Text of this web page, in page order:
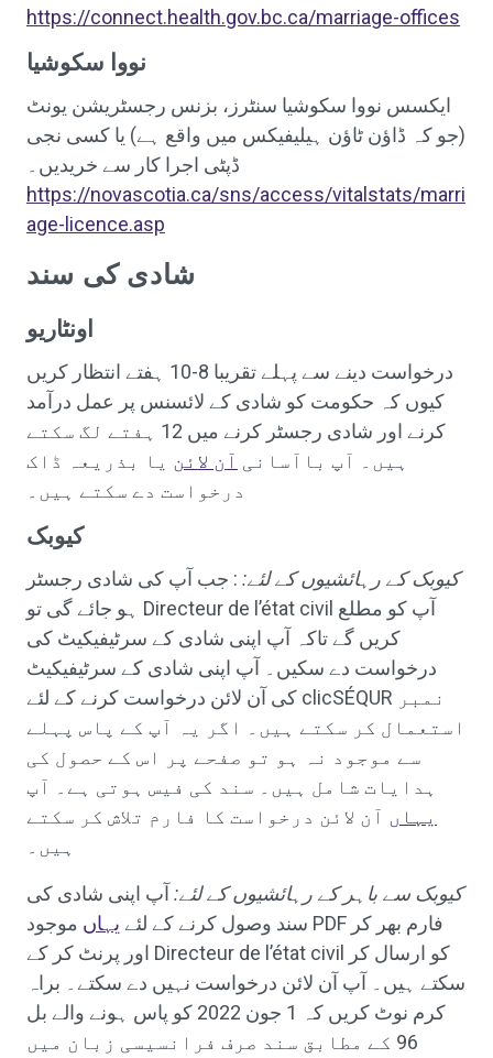
https://connect.health.gov.bc.ca/marriage-offices
نووا سکوشیا
ایکسس نووا سکوشیا سنٹرز، بزنس رجسٹریشن یونٹ
(جو کہ ڈاؤن ٹاؤن ہیلیفیکس میں واقع ہے) یا کسی نجی
ڈپٹی اجرا کار سے خریدیں۔
https://novascotia.ca/sns/access/vitalstats/marri
age-licence.asp
شادی کی سند
اونٹاریو
درخواست دینے سے پہلے تقریبا 8-10 ہفتے انتظار کریں
کیوں کہ حکومت کو شادی کے لائسنس پر عمل درآمد
کرنے اور شادی رجسٹر کرنے میں 12 ہفتے لگ سکتے
ہیں۔ آپ باآسانی آن لائن یا بذریعہ ڈاک
درخواست دے سکتے ہیں۔
کیوبک
کیوبک کے رہائشیوں کے لئے: : جب آپ کی شادی رجسٹر
ہو جائے گی تو Directeur de l’état civil آپ کو مطلع
کریں گے تاکہ آپ اپنی شادی کے سرٹیفیکیٹ کی
درخواست دے سکیں۔ آپ اپنی شادی کے سرٹیفیکیٹ
کی آن لائن درخواست کرنے کے لئے clicSÉQUR نمبر
استعمال کر سکتے ہیں۔ اگر یہ آپ کے پاس پہلے
سے موجود نہ ہو تو صفحے پر اس کے حصول کی
ہدایات شامل ہیں۔ سند کی فیس ہوتی ہے۔ آپ
یہاں آن لائن درخواست کا فارم تلاش کر سکتے
ہیں۔
کیوبک سے باہر کے رہائشیوں کے لئے: آپ اپنی شادی کی
سند وصول کرنے کے لئے یہاں موجود PDF فارم بھر کر
اور پرنٹ کر کے Directeur de l’état civil کو ارسال کر
سکتے ہیں۔ آپ آن لائن درخواست نہیں دے سکتے۔ براہ
کرم نوٹ کریں کہ 1 جون 2022 کو پاس ہونے والے بل
96 کے مطابق سند صرف فرانسیسی زبان میں